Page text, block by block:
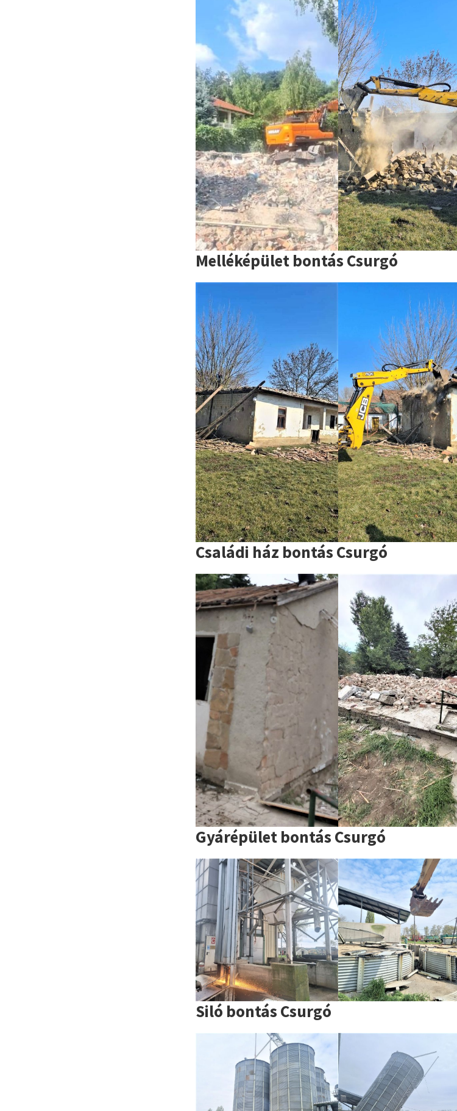
Melléképület bontás Csurgó
Családi ház bontás Csurgó
Gyárépület bontás Csurgó
Siló bontás Csurgó